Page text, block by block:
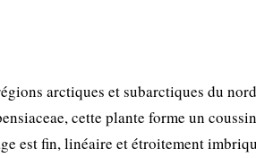
arctiques et subarctiques du
cette plante forme un
est fin, linéaire et étroitement